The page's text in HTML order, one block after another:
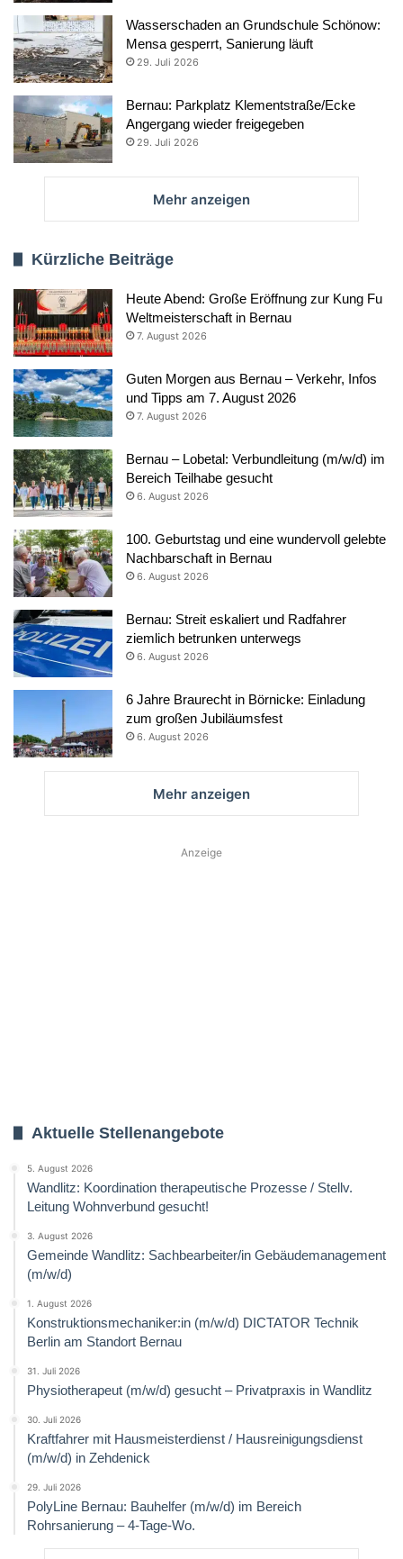
Wasserschaden an Grundschule Schönow:
Mensa gesperrt, Sanierung läuft
29. Juli 2026
Bernau: Parkplatz Klementstraße/Ecke
Angergang wieder freigegeben
29. Juli 2026
Mehr anzeigen
Kürzliche Beiträge
Heute Abend: Große Eröffnung zur Kung Fu
Weltmeisterschaft in Bernau
7. August 2026
Guten Morgen aus Bernau – Verkehr, Infos
und Tipps am 7. August 2026
7. August 2026
Bernau – Lobetal: Verbundleitung (m/w/d) im
Bereich Teilhabe gesucht
6. August 2026
100. Geburtstag und eine wundervoll gelebte
Nachbarschaft in Bernau
6. August 2026
Bernau: Streit eskaliert und Radfahrer
ziemlich betrunken unterwegs
6. August 2026
6 Jahre Braurecht in Börnicke: Einladung
zum großen Jubiläumsfest
6. August 2026
Mehr anzeigen
Anzeige
Aktuelle Stellenangebote
5. August 2026
Wandlitz: Koordination therapeutische Prozesse / Stellv.
Leitung Wohnverbund gesucht!
3. August 2026
Gemeinde Wandlitz: Sachbearbeiter/in Gebäudemanagement
(m/w/d)
1. August 2026
Konstruktionsmechaniker:in (m/w/d) DICTATOR Technik
Berlin am Standort Bernau
31. Juli 2026
Physiotherapeut (m/w/d) gesucht – Privatpraxis in Wandlitz
30. Juli 2026
Kraftfahrer mit Hausmeisterdienst / Hausreinigungsdienst
(m/w/d) in Zehdenick
29. Juli 2026
PolyLine Bernau: Bauhelfer (m/w/d) im Bereich
Rohrsanierung – 4-Tage-Wo.